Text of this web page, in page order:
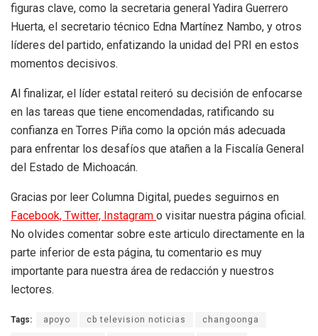
figuras clave, como la secretaria general Yadira Guerrero
Huerta, el secretario técnico Edna Martínez Nambo, y otros
líderes del partido, enfatizando la unidad del PRI en estos
momentos decisivos.
Al finalizar, el líder estatal reiteró su decisión de enfocarse
en las tareas que tiene encomendadas, ratificando su
confianza en Torres Piña como la opción más adecuada
para enfrentar los desafíos que atañen a la Fiscalía General
del Estado de Michoacán.
Gracias por leer Columna Digital, puedes seguirnos en
Facebook, Twitter, Instagram o visitar nuestra página oficial.
No olvides comentar sobre este articulo directamente en la
parte inferior de esta página, tu comentario es muy
importante para nuestra área de redacción y nuestros
lectores.
Tags: apoyo cb television noticias changoonga